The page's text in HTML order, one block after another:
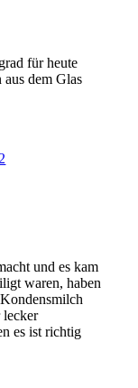
für heute
dem Glas
und es kam
waren, haben
lecker
es ist richtig